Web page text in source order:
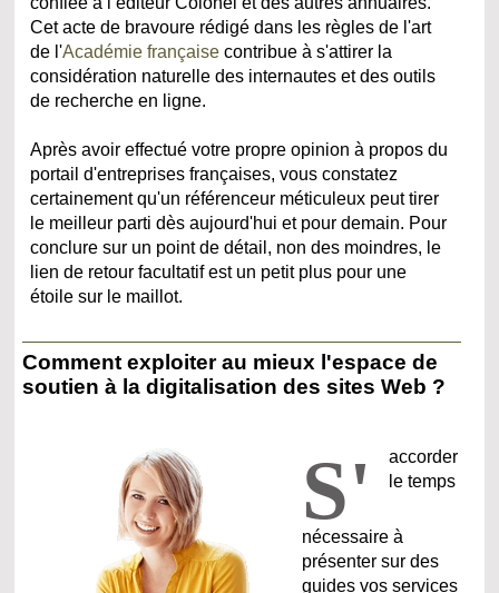
Cet acte de bravoure rédigé dans les règles de l'art
de l'Académie française contribue à s'attirer la
considération naturelle des internautes et des outils
de recherche en ligne.
Après avoir effectué votre propre opinion à propos du
portail d'entreprises françaises, vous constatez
certainement qu'un référenceur méticuleux peut tirer
le meilleur parti dès aujourd'hui et pour demain. Pour
conclure sur un point de détail, non des moindres, le
lien de retour facultatif est un petit plus pour une
étoile sur le maillot.
Comment exploiter au mieux l'espace de
soutien à la digitalisation des sites Web ?
S'
accorder
le temps
nécessaire à
présenter sur des
guides vos services